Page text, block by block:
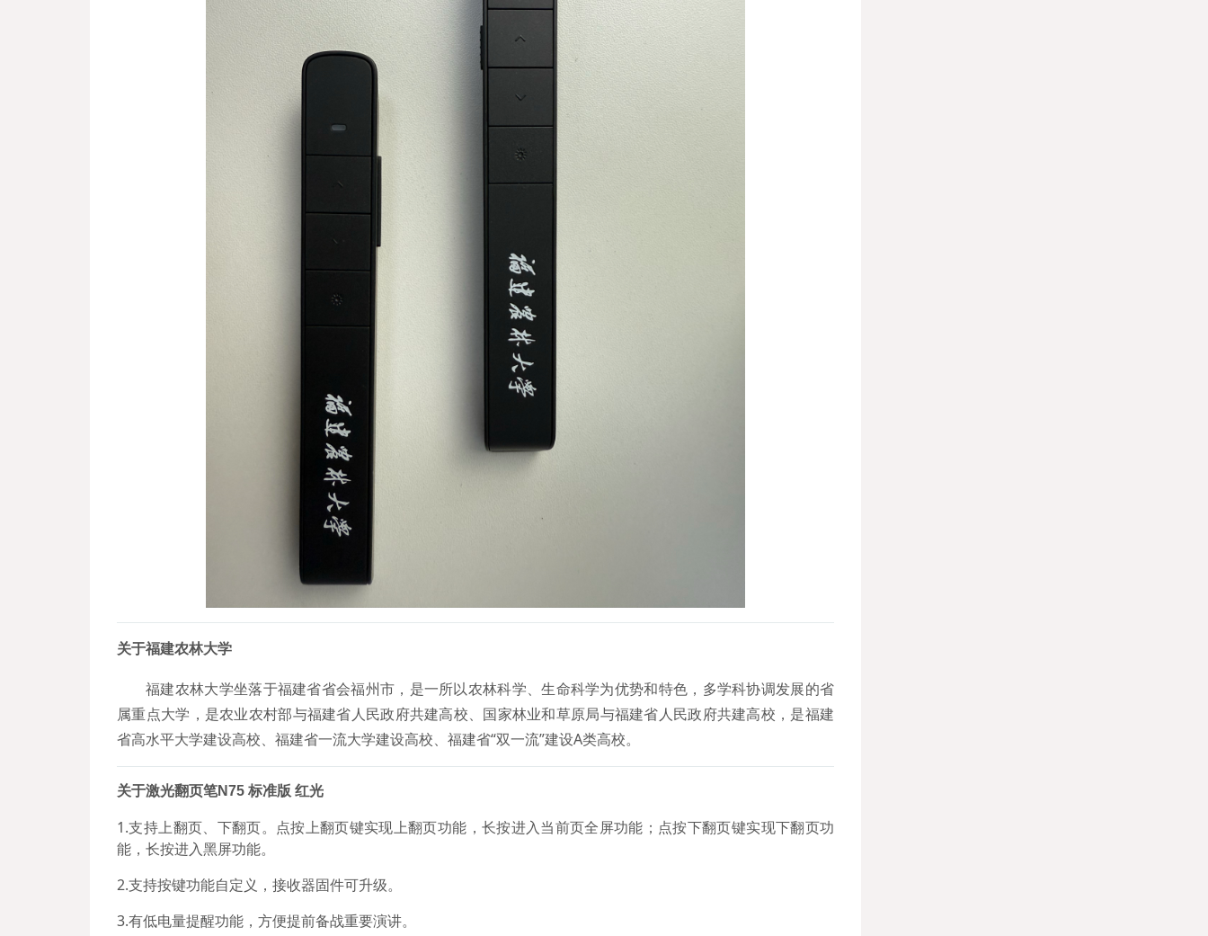
关于福建农林大学
福建农林大学坐落于福建省省会福州市，是一所以农林科学、生命科学为优势和特色，多学科协调发展的省
属重点大学，是农业农村部与福建省人民政府共建高校、国家林业和草原局与福建省人民政府共建高校，是福建
省高水平大学建设高校、福建省一流大学建设高校、福建省“双一流”建设A类高校。
关于激光翻页笔N75 标准版 红光
1.支持上翻页、下翻页。点按上翻页键实现上翻页功能，长按进入当前页全屏功能；点按下翻页键实现下翻页功
能，长按进入黑屏功能。
2.支持按键功能自定义，接收器固件可升级。
3.有低电量提醒功能，方便提前备战重要演讲。